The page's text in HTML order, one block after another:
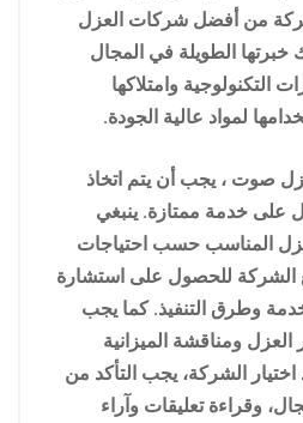
من أفضل شركات العزل
خبرتها الطويلة في المجال
التكنولوجية وامتلاكها
لمواد عالية الجودة.
صوت ، يجب أن يتم اتخاذ
على خدمة ممتازة. ينبغي
المناسب حسب احتياجات
الشركة للحصول على استشارة
وطرق التنفيذ. كما يجب
ومناقشة الميزانية
الشركة، يجب التأكد من
وقراءة تعليقات وآراء